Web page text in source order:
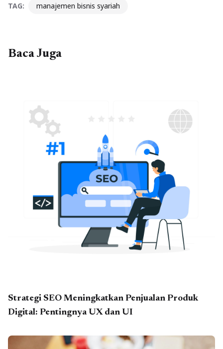
TAG: manajemen bisnis syariah
Baca Juga
Strategi SEO Meningkatkan Penjualan Produk
Digital: Pentingnya UX dan UI